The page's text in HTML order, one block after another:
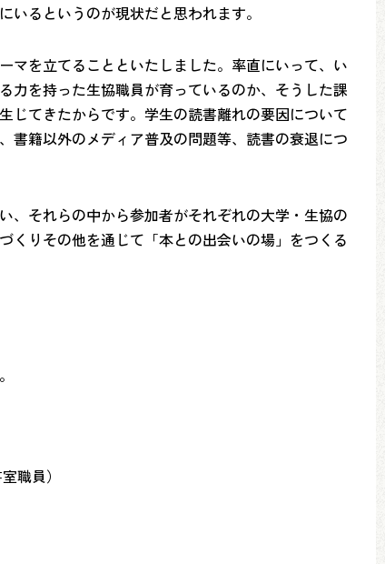
るというのが現状だと思われます。
マを立てることといたしました。率直にいって、い
力を持った生協職員が育っているのか、そうした課
じてきたからです。学生の読書離れの要因について
書籍以外のメディア普及の問題等、読書の衰退につ
、それらの中から参加者がそれぞれの大学・生協の
くりその他を通じて「本との出会いの場」をつくる
職員）